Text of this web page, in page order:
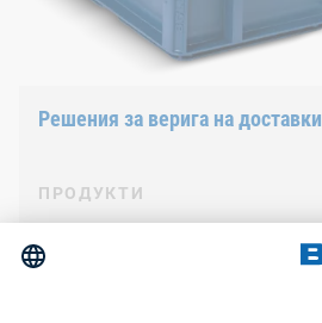
Решения за верига на доставки
ПРОДУКТИ